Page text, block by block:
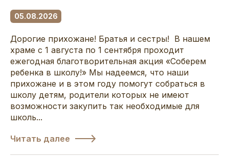
05.08.2026
Дорогие прихожане! Братья и сестры! В нашем
храме с 1 августа по 1 сентября проходит
ежегодная благотворительная акция «Соберем
ребенка в школу!» Мы надеемся, что наши
прихожане и в этом году помогут собраться в
школу детям, родители которых не имеют
возможности закупить так необходимые для
школь...
Читать далее